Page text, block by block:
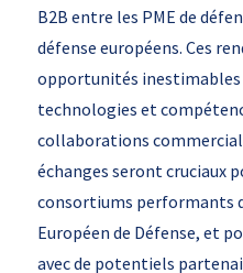
B2B entre les PME de
défense européens. Ces
opportunités
technologies et
collaborations
échanges seront cruciaux
consortiums performants
Européen de Défense, et
avec de potentiels